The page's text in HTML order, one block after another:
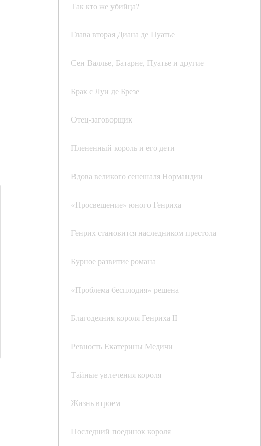
Так кто же убийца?
Глава вторая Диана де Пуатье
Сен-Валлье, Батарне, Пуатье и другие
Брак с Луи де Брезе
Отец-заговорщик
Плененный король и его дети
Вдова великого сенешаля Нормандии
«Просвещение» юного Генриха
Генрих становится наследником престола
Бурное развитие романа
«Проблема бесплодия» решена
Благодеяния короля Генриха II
Ревность Екатерины Медичи
Тайные увлечения короля
Жизнь втроем
Последний поединок короля